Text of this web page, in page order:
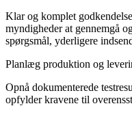
Klar og komplet
myndigheder at gennemgå
spørgsmål, yderligere
Planlæg produktion og
Opnå dokumenterede
opfylder kravene til